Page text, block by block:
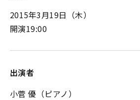
2015年3月19日（木）
開演19:00
出演者
小菅 優（ピアノ）